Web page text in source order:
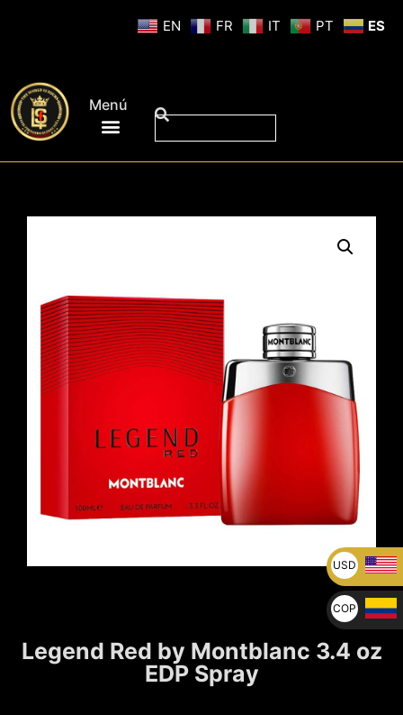
Menú
Legend Red by Montblanc 3.4 oz
EDP Spray
EN FR IT PT ES
USD
U$
COP
$